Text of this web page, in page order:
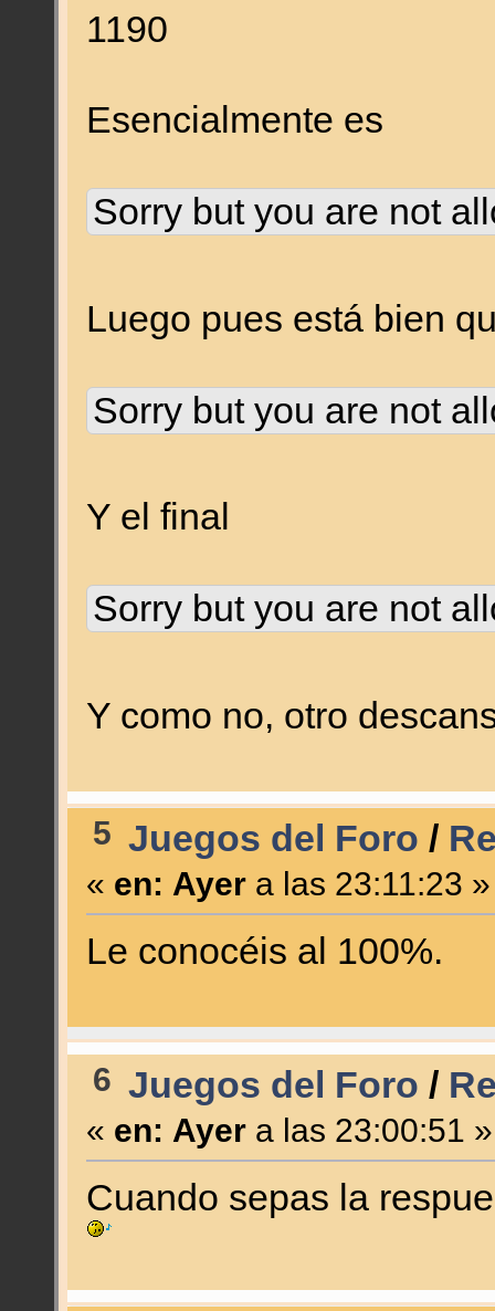
1190
Esencialmente es
Sorry but you are not
Luego pues está bien
Sorry but you are not
Y el final
Sorry but you are not
Y como no, otro
5 Juegos del Foro /
« en: Ayera las 23:11:23 »
Le conocéis al 100%.
6 Juegos del Foro /
« en: Ayera las 23:00:51 »
Cuando sepas la